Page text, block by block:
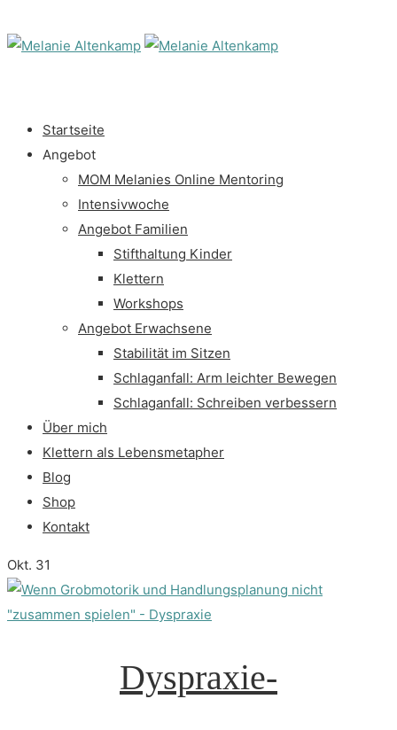
Startseite
Angebot
MOM Melanies Online Mentoring
Intensivwoche
Angebot Familien
Stifthaltung Kinder
Klettern
Workshops
Angebot Erwachsene
Stabilität im Sitzen
Schlaganfall: Arm leichter Bewegen
Schlaganfall: Schreiben verbessern
Über mich
Klettern als Lebensmetapher
Blog
Shop
Kontakt
Okt. 31
Dyspraxie-